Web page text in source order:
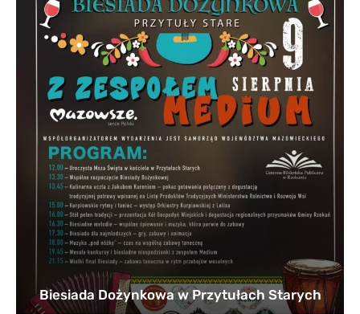
Biesiada Dożynkowa w Przytułach Starych